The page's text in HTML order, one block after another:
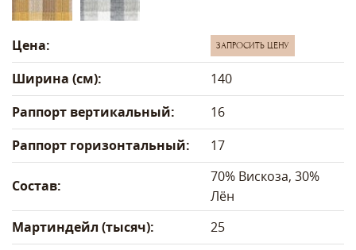
Цена: ЗАПРОСИТЬ ЦЕНУ
Ширина (см):
140
Раппорт вертикальный:
16
Раппорт горизонтальный:
17
Состав:
70% Вискоза, 30%
Лён
Мартиндейл (тысяч):
25